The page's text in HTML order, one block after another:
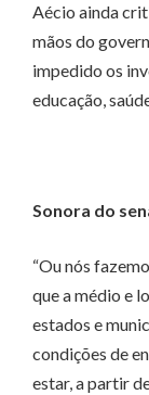
Aécio ainda
mãos do
impedido os
educação,
Sonora do
“Ou nós
que a médio e
estados e
condições de
estar, a partir